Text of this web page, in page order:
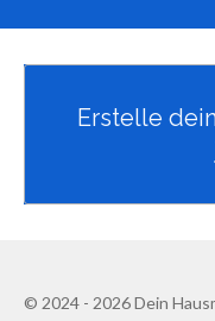
Erstelle
© 2024 - 2026 Dein